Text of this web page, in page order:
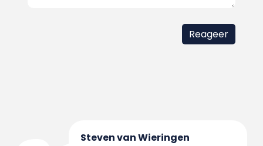
Steven van Wieringen